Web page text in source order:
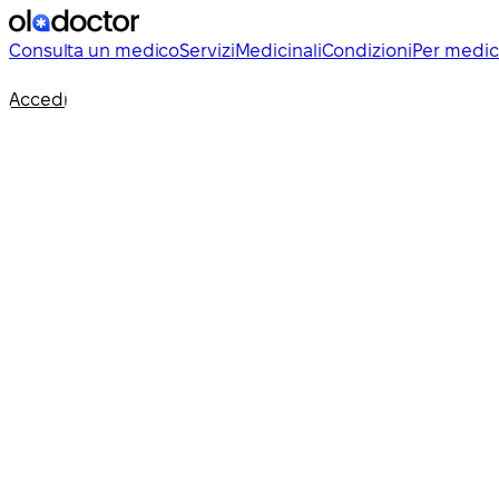
Consulta un medicoServiziMedicinaliCondizioniPer
Accedi